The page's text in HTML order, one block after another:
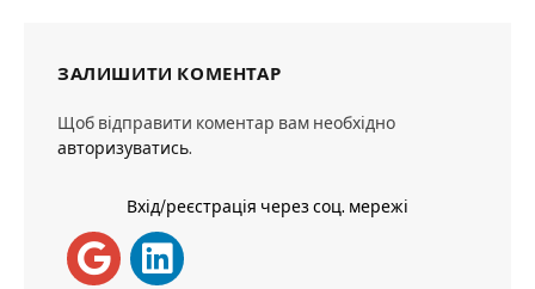
ЗАЛИШИТИ КОМЕНТАР
Щоб відправити коментар вам необхідно
авторизуватись.
Вхід/реєстрація через соц. мережі